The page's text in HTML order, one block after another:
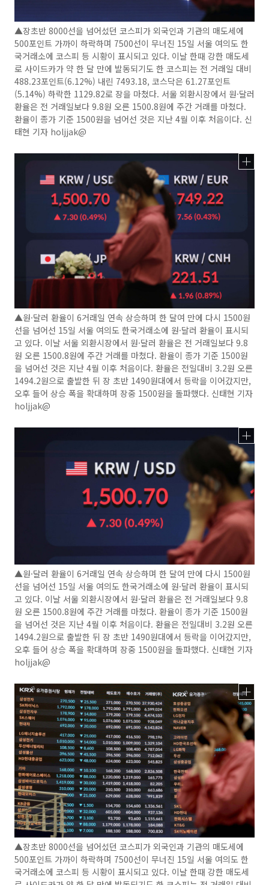
▲장초반 8000선을 넘어섰던 코스피가 외국인과 기관의 매도세에
500포인트 가까이 하락하며 7500선이 무너진 15일 서울 여의도 한
국거래소에 코스피 등 시황이 표시되고 있다. 이날 한때 강한 매도세
로 사이드카가 약 한 달 만에 발동되기도 한 코스피는 전 거래일 대비
488.23포인트(6.12%) 내린 7493.18, 코스닥은 61.27포인트
(5.14%) 하락한 1129.82로 장을 마쳤다. 서울 외환시장에서 원·달러
환율은 전 거래일보다 9.8원 오른 1500.8원에 주간 거래를 마쳤다.
환율이 종가 기준 1500원을 넘어선 것은 지난 4월 이후 처음이다. 신
태현 기자 holjjak@
▲원·달러 환율이 6거래일 연속 상승하며 한 달여 만에 다시 1500원
선을 넘어선 15일 서울 여의도 한국거래소에 원·달러 환율이 표시되
고 있다. 이날 서울 외환시장에서 원·달러 환율은 전 거래일보다 9.8
원 오른 1500.8원에 주간 거래를 마쳤다. 환율이 종가 기준 1500원
을 넘어선 것은 지난 4월 이후 처음이다. 환율은 전일대비 3.2원 오른
1494.2원으로 출발한 뒤 장 초반 1490원대에서 등락을 이어갔지만,
오후 들어 상승 폭을 확대하며 장중 1500원을 돌파했다. 신태현 기자
holjjak@
▲원·달러 환율이 6거래일 연속 상승하며 한 달여 만에 다시 1500원
선을 넘어선 15일 서울 여의도 한국거래소에 원·달러 환율이 표시되
고 있다. 이날 서울 외환시장에서 원·달러 환율은 전 거래일보다 9.8
원 오른 1500.8원에 주간 거래를 마쳤다. 환율이 종가 기준 1500원
을 넘어선 것은 지난 4월 이후 처음이다. 환율은 전일대비 3.2원 오른
1494.2원으로 출발한 뒤 장 초반 1490원대에서 등락을 이어갔지만,
오후 들어 상승 폭을 확대하며 장중 1500원을 돌파했다. 신태현 기자
holjjak@
▲장초반 8000선을 넘어섰던 코스피가 외국인과 기관의 매도세에
500포인트 가까이 하락하며 7500선이 무너진 15일 서울 여의도 한
국거래소에 코스피 등 시황이 표시되고 있다. 이날 한때 강한 매도세